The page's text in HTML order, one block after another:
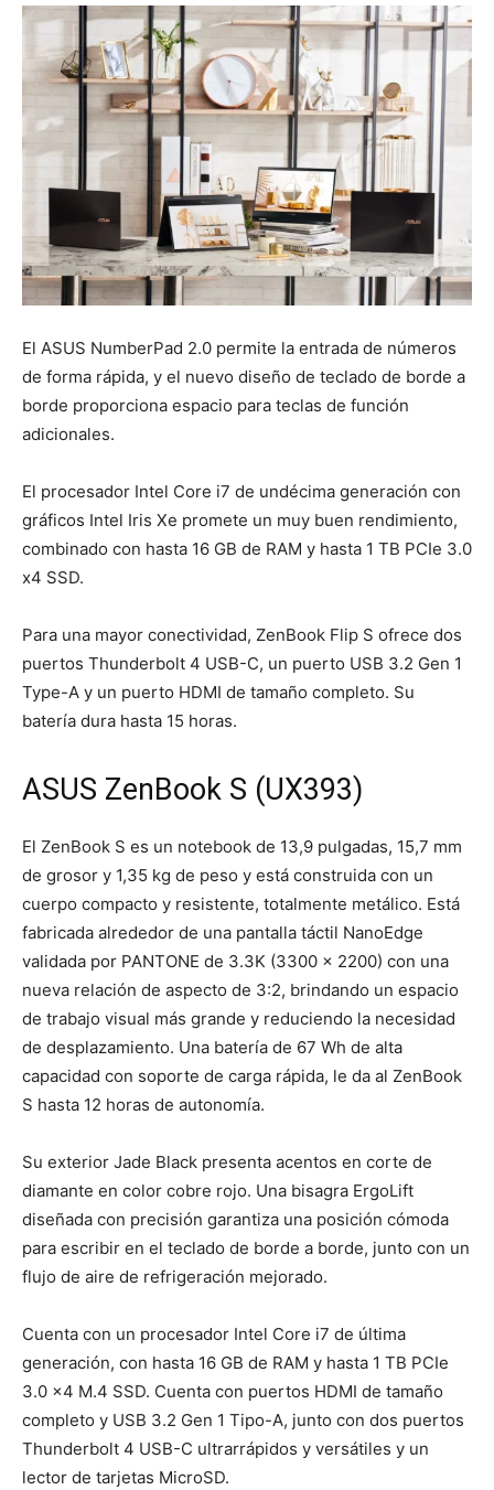
El ASUS NumberPad 2.0 permite la entrada de números
de forma rápida, y el nuevo diseño de teclado de borde a
borde proporciona espacio para teclas de función
adicionales.
El procesador Intel Core i7 de undécima generación con
gráficos Intel Iris Xe promete un muy buen rendimiento,
combinado con hasta 16 GB de RAM y hasta 1 TB PCIe 3.0
x4 SSD.
Para una mayor conectividad, ZenBook Flip S ofrece dos
puertos Thunderbolt 4 USB-C, un puerto USB 3.2 Gen 1
Type-A y un puerto HDMI de tamaño completo. Su
batería dura hasta 15 horas.
ASUS ZenBook S (UX393)
El ZenBook S es un notebook de 13,9 pulgadas, 15,7 mm
de grosor y 1,35 kg de peso y está construida con un
cuerpo compacto y resistente, totalmente metálico. Está
fabricada alrededor de una pantalla táctil NanoEdge
validada por PANTONE de 3.3K (3300 x 2200) con una
nueva relación de aspecto de 3:2, brindando un espacio
de trabajo visual más grande y reduciendo la necesidad
de desplazamiento. Una batería de 67 Wh de alta
capacidad con soporte de carga rápida, le da al ZenBook
S hasta 12 horas de autonomía.
Su exterior Jade Black presenta acentos en corte de
diamante en color cobre rojo. Una bisagra ErgoLift
diseñada con precisión garantiza una posición cómoda
para escribir en el teclado de borde a borde, junto con un
flujo de aire de refrigeración mejorado.
Cuenta con un procesador Intel Core i7 de última
generación, con hasta 16 GB de RAM y hasta 1 TB PCIe
3.0 x4 M.4 SSD. Cuenta con puertos HDMI de tamaño
completo y USB 3.2 Gen 1 Tipo-A, junto con dos puertos
Thunderbolt 4 USB-C ultrarrápidos y versátiles y un
lector de tarjetas MicroSD.